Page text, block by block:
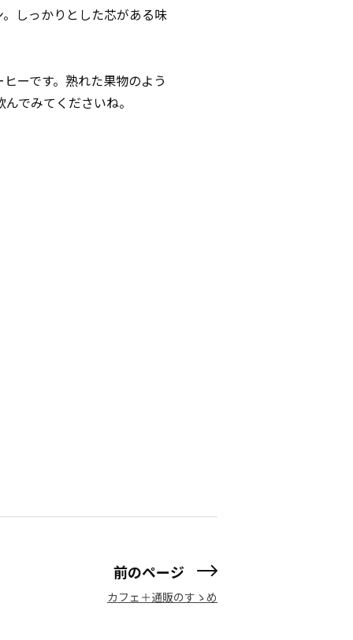
しっかりとした芯がある味
ーです。熟れた果物のよう
でみてくださいね。
前のページ
カフェ＋通販のすゝめ